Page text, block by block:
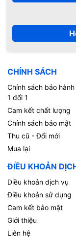
CHÍNH SÁCH
Chính sách bảo
1 đổi 1
Cam kết chất lượng
Chính sách bảo mật
Thu cũ - Đổi mới
Mua lại
ĐIỀU KHOẢN
Diều khoản dịch vụ
Điều khoản sử dụng
Cam kết bảo mật
Giới thiệu
Liên hệ